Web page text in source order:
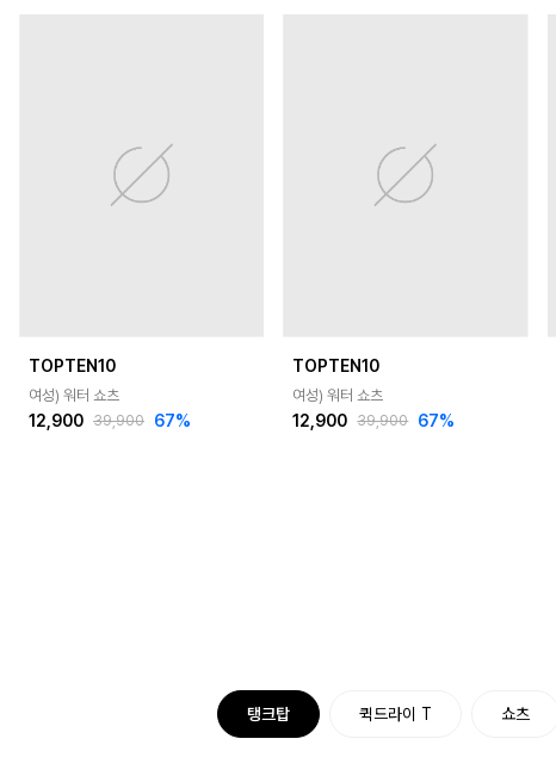
TOPTEN10
여성) 워터 쇼츠
12,900 39,900 67%
TOPTEN10
여성) 워터 쇼츠
12,900 39,900 67%
탱크탑 퀵드라이 T 쇼츠